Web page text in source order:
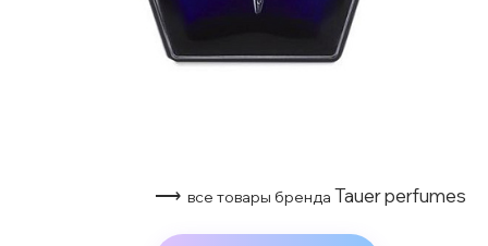
⟶ все товары бренда Tauer perfumes